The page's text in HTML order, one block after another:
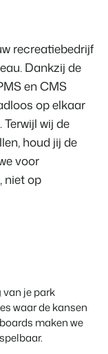
marketing
recreatiebedrijf
Dankzij de
en CMS
op elkaar
wij de
houd jij de
voor
niet op
van je park
waar de kansen
maken we